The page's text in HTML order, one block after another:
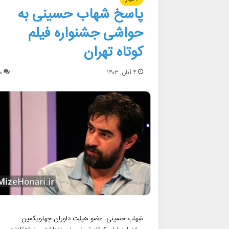
پاسخ شهاب حسینی به
حواشی جشنواره فیلم
کوتاه تهران
۴ آبان, ۱۴۰۳
شهاب حسینی، عضو هیئت داوران چهلویکمین